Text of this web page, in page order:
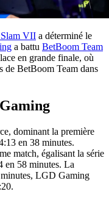
VII a déterminé le
a battu BetBoom Team
en grande finale, où
de BetBoom Team dans
dominant la première
en 38 minutes.
match, égalisant la série
en 58 minutes. La
minutes, LGD Gaming